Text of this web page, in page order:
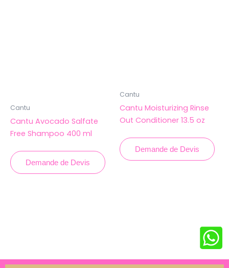
Cantu
Cantu Avocado Salfate
Free Shampoo 400 ml
Demande de Devis
Cantu
Cantu Moisturizing Rinse
Out Conditioner 13.5 oz
Demande de Devis